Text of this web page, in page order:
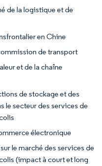
de la logistique et de
en Chine
de transport
et de la chaîne
de stockage et des
le secteur des services de
électronique
le marché des services de
(impact à court et long